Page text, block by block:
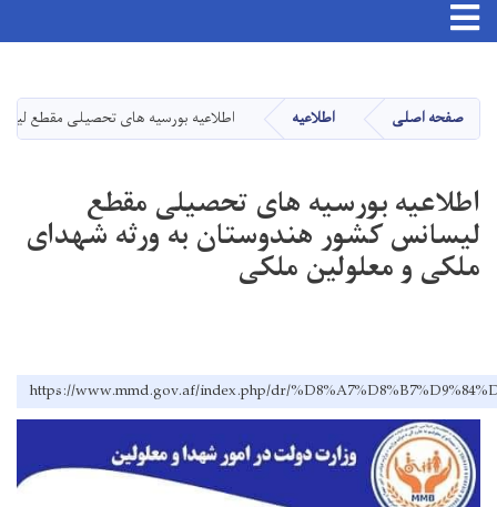
main
content
Toggle navigation
صفحه اصلی اطلاعیه اطلاعیه بورسیه های تحصیلی مقطع
اطلاعیه بورسیه های تحصیلی مقطع
لیسانس کشور هندوستان به ورثه شهدای
ملکی و معلولین ملکی
https://www.mmd.gov.af/index.php/dr/